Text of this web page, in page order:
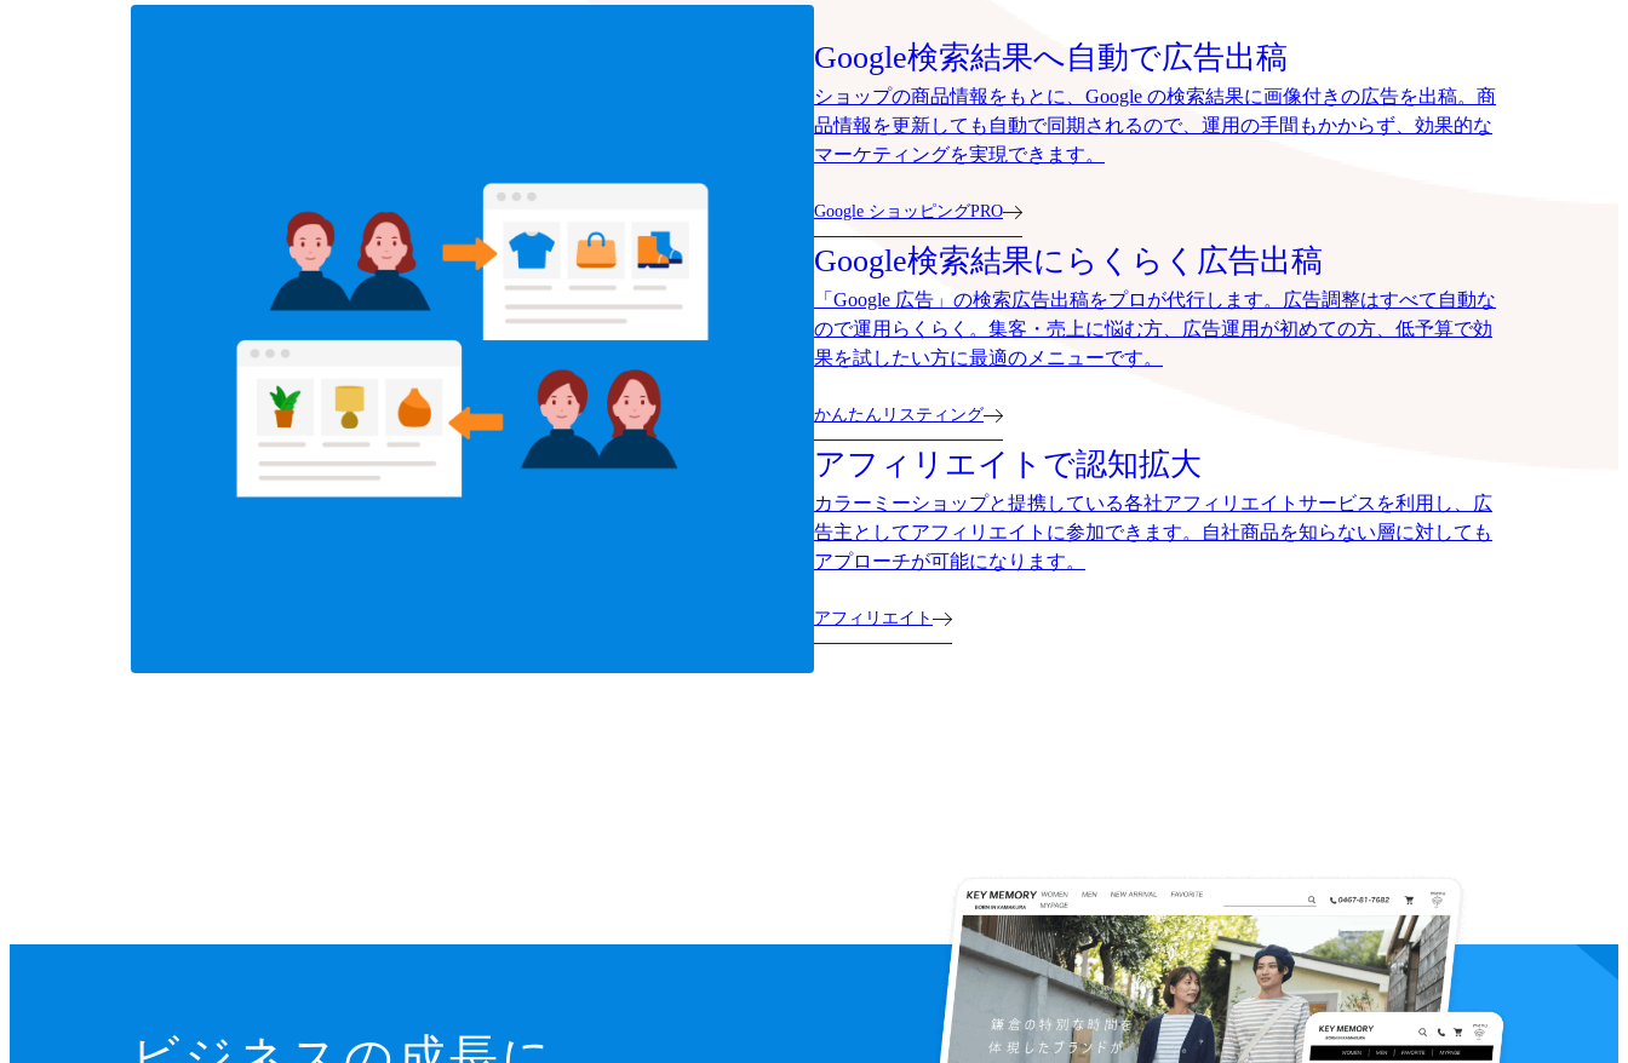
Google検索結果へ自動で広告出稿
ショップの商品情報をもとに、Google の検索結果に画像付きの広告を出稿。商
品情報を更新しても自動で同期されるので、運用の手間もかからず、効果的な
マーケティングを実現できます。
Google ショッピングPRO
Google検索結果に らくらく広告出稿
「Google 広告」の検索広告出稿をプロが代行します。広告調整はすべて自動な
ので運用らくらく。集客・売上に悩む方、広告運用が初めての方、低予算で効
果を試したい方に最適のメニューです。
かんたんリスティング
アフィリエイトで認知拡大
カラーミーショップと提携している各社アフィリエイトサービスを利用し、広
告主としてアフィリエイトに参加できます。自社商品を知らない層に対しても
アプローチが可能になります。
アフィリエイト